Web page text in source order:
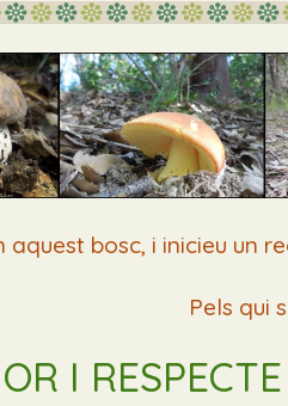
aquest bosc, i inicieu un
Pels qui
I